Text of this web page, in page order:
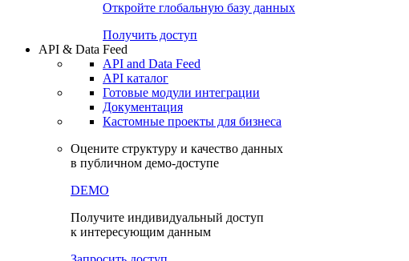
Откройте глобальную базу данных
Получить доступ
API & Data Feed
API and Data Feed
API каталог
Готовые модули интеграции
Документация
Кастомные проекты для бизнеса
Оцените структуру и качество данных
в публичном демо-доступе
DEMO
Получите индивидуальный доступ
к интересующим данным